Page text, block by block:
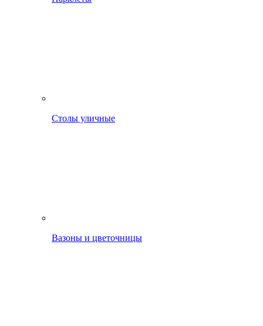
Столы уличные
Вазоны и цветочницы